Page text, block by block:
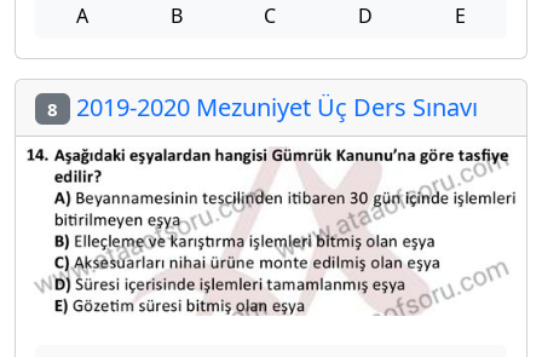
A B C D E
8 2019-2020 Mezuniyet Üç Ders Sınavı